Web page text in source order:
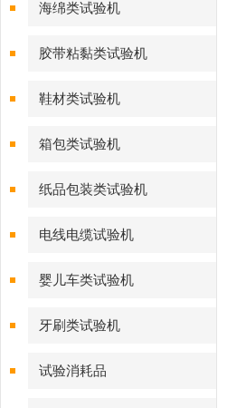
海绵类试验机
胶带粘黏类试验机
鞋材类试验机
箱包类试验机
纸品包装类试验机
电线电缆试验机
婴儿车类试验机
牙刷类试验机
试验消耗品